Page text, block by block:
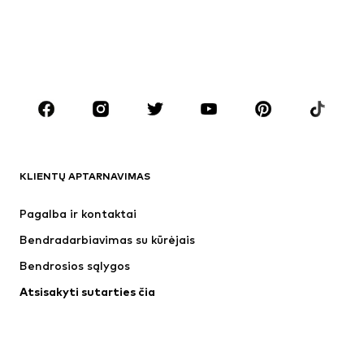
Aksesuarai
Premium
Naujienos
Apatiniai
Paltai
KLIENTŲ APTARNAVIMAS
Pagalba ir kontaktai
Bendradarbiavimas su kūrėjais
Bendrosios sąlygos
Atsisakyti sutarties čia